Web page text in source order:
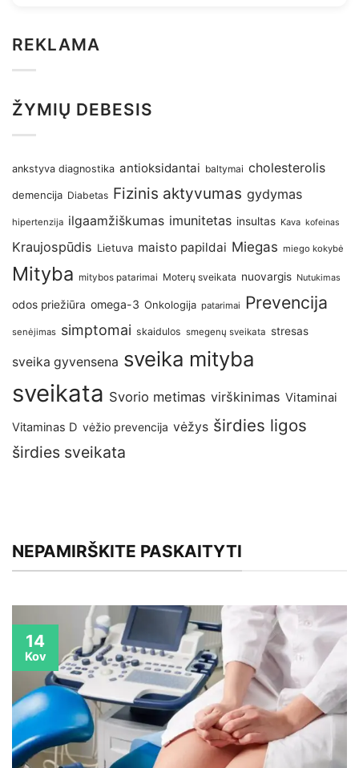
REKLAMA
ŽYMIŲ DEBESIS
ankstyva diagnostika antioksidantai baltymai cholesterolis
demencija Diabetas Fizinis aktyvumas gydymas
hipertenzija ilgaamžiškumas imunitetas insultas Kava kofeinas
Kraujospūdis Lietuva maisto papildai Miegas miego kokybė
Mityba mitybos patarimai Moterų sveikata nuovargis Nutukimas
odos priežiūra omega-3 Onkologija patarimai Prevencija
senėjimas simptomai skaidulos smegenų sveikata stresas
sveika gyvensena sveika mityba
sveikata Svorio metimas virškinimas Vitaminai
Vitaminas D vėžio prevencija vėžys širdies ligos
širdies sveikata
NEPAMIRŠKITE PASKAITYTI
14
Kov